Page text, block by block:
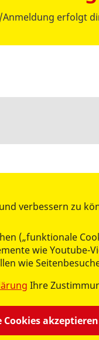
erfolgt
verbessern zu
(„funktionale
wie Youtube-
wie
Ihre
Cookies akzeptieren